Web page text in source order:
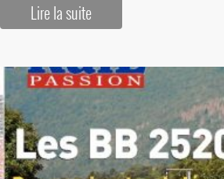
Lire la suite